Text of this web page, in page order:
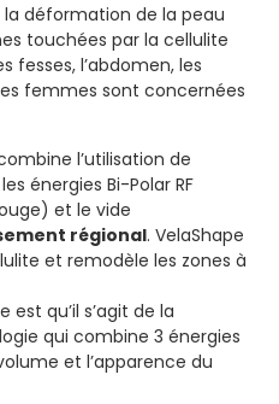
la déformation de la peau
touchées par la cellulite
fesses, l’abdomen, les
femmes sont concernées
l’utilisation de
énergies Bi-Polar RF
et le vide
régional. VelaShape
et remodèle les zones à
est qu’il s’agit de la
qui combine 3 énergies
et l’apparence du